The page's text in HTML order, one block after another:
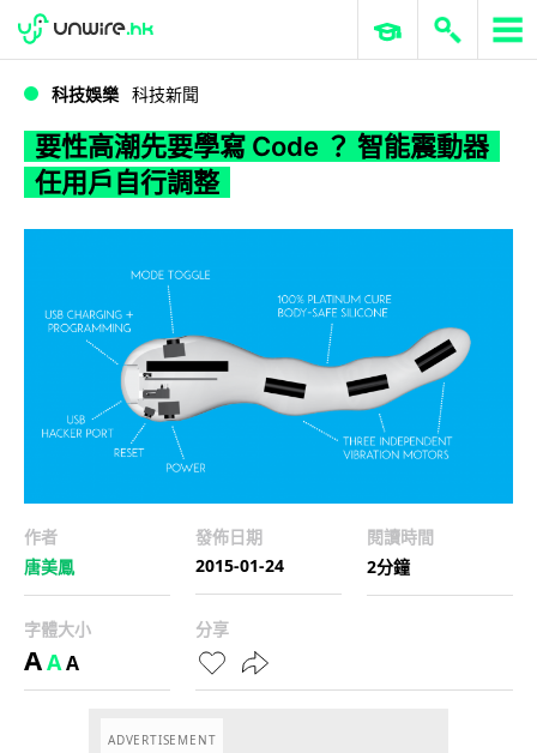
WWDC 2026 ERP 與商業 AI
科技娛樂 科技新聞
要性高潮先要學寫 Code ？ 智能震動器
任用戶自行調整
作者
唐美鳳
發佈日期
2015-01-24
閱讀時間
2分鐘
字體大小
AAA
分享
ADVERTISEMENT